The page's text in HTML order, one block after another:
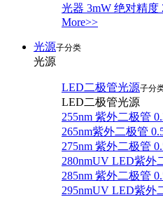
光器 3mW 绝对精度
More>>
光源子分类
光源
LED二极管光源子分
LED二极管光源
255nm 紫外二极管
265nm紫外二极管
275nm 紫外二极管
280nmUV LED紫外
285nm 紫外二极管
295nmUV LED紫外